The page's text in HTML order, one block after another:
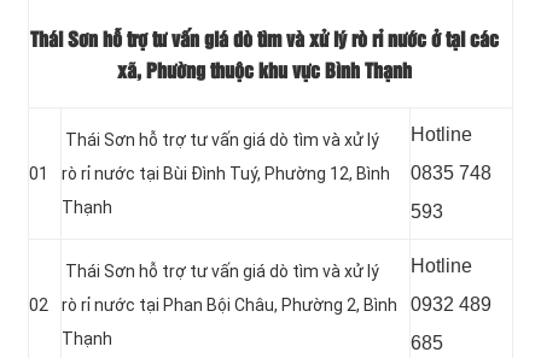
Thái Sơn hỗ trợ tư vấn giá dò tìm và xử lý rò rỉ nước ở tại các
xã, Phường thuộc khu vực Bình Thạnh
01
Thái Sơn hỗ trợ tư vấn giá dò tìm và xử lý
rò rỉ nước tại Bùi Đình Tuý, Phường 12, Bình
Thạnh
Hotline
0835 748
593
02
Thái Sơn hỗ trợ tư vấn giá dò tìm và xử lý
rò rỉ nước tại Phan Bội Châu, Phường 2, Bình
Thạnh
Hotline
0932 489
685